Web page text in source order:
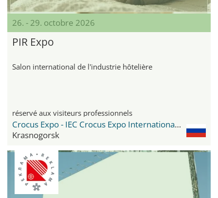
26. - 29. octobre 2026
PIR Expo
Salon international de l'industrie hôtelière
réservé aux visiteurs professionnels
Crocus Expo - IEC Crocus Expo International Exhibition Centre
Krasnogorsk